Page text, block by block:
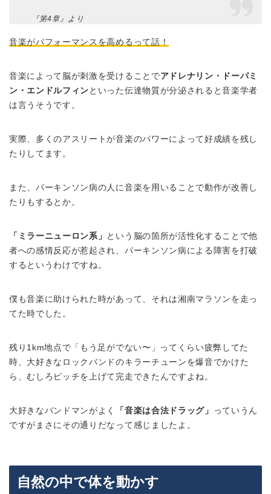
『第4章』より
音楽がパフォーマンスを高めるって話！
音楽によって脳が刺激を受けることでアドレナリン・ドーパミ
ン・エンドルフィン といった伝達物質が分泌されると音楽学者
は言うそうです。
実際、多くのアスリートが音楽のパワーによって好成績を残し
たりしてます。
また、パーキンソン病の人に音楽を用いることで動作が改善し
たりもするとか。
「ミラーニューロン系」 という脳の箇所が活性化することで他
者への感情反応が惹起され、パーキンソン病による障害を打破
するというわけですね。
僕も音楽に助けられた時があって、それは湘南マラソンを走っ
てた時でした。
残り1km地点で「もう足がでない〜」ってくらい疲弊してた
時、大好きなロックバンドのキラーチューンを爆音でかけた
ら、むしろピッチを上げて完走できたんですよね。
大好きなバンドマンがよく 「音楽は合法ドラッグ」
っていうん
ですがまさにその通りだなって感じましたよ。
自然の中で体を動かす